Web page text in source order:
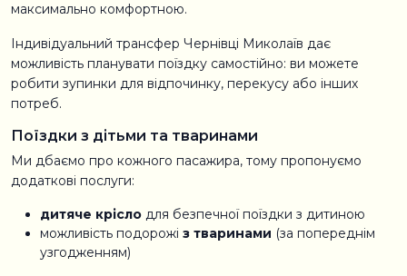
максимально комфортною.
Індивідуальний трансфер Чернівці Миколаїв дає
можливість планувати поїздку самостійно: ви можете
робити зупинки для відпочинку, перекусу або інших
потреб.
Поїздки з дітьми та тваринами
Ми дбаємо про кожного пасажира, тому пропонуємо
додаткові послуги:
дитяче крісло для безпечної поїздки з дитиною
можливість подорожі з тваринами (за попереднім
узгодженням)